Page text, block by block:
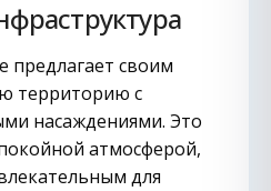
предлагает своим
территорию с
насаждениями. Это
атмосферой,
для